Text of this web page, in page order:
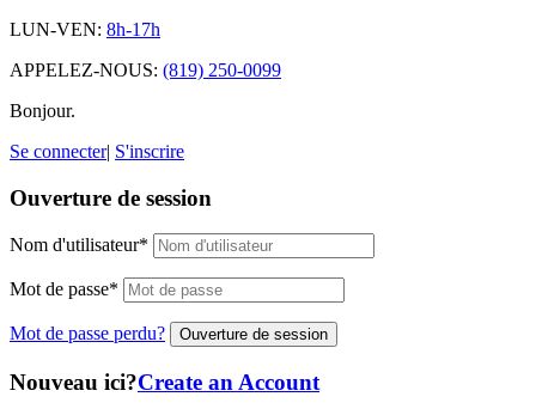
LUN-VEN: 8h-17h
APPELEZ-NOUS: (819) 250-0099
Bonjour.
Se connecter| S'inscrire
Ouverture de session
Nom d'utilisateur*
Mot de passe*
Mot de passe perdu?
Nouveau ici?Create an Account